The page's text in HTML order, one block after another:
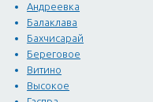
Андреевка
Балаклава
Бахчисарай
Береговое
Витино
Высокое